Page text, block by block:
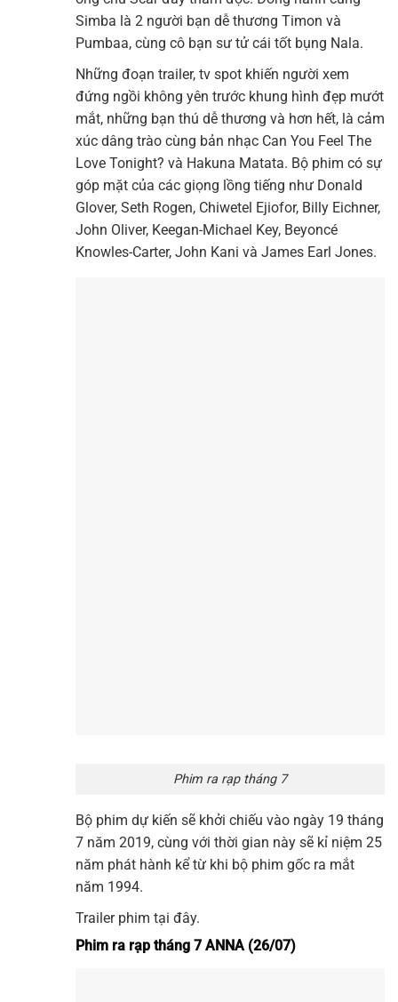
Simba là 2 người bạn dễ thương Timon và
Pumbaa, cùng cô bạn sư tử cái tốt bụng Nala.
Những đoạn trailer, tv spot khiến người xem
đứng ngồi không yên trước khung hình đẹp mướt
mắt, những bạn thú dễ thương và hơn hết, là cảm
xúc dâng trào cùng bản nhạc Can You Feel The
Love Tonight? và Hakuna Matata. Bộ phim có sự
góp mặt của các giọng lồng tiếng như Donald
Glover, Seth Rogen, Chiwetel Ejiofor, Billy Eichner,
John Oliver, Keegan-Michael Key, Beyoncé
Knowles-Carter, John Kani và James Earl Jones.
Phim ra rạp tháng 7
Bộ phim dự kiến sẽ khởi chiếu vào ngày 19 tháng
7 năm 2019, cùng với thời gian này sẽ kỉ niệm 25
năm phát hành kể từ khi bộ phim gốc ra mắt
năm 1994.
Trailer phim tại đây.
Phim ra rạp tháng 7 ANNA (26/07)